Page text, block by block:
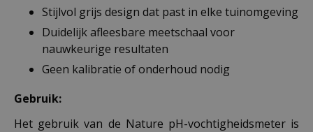
Stijlvol grijs design dat past in elke tuinomgeving
Duidelijk afleesbare meetschaal voor
nauwkeurige resultaten
Geen kalibratie of onderhoud nodig
Gebruik:
Het gebruik van de Nature pH-vochtigheidsmeter is